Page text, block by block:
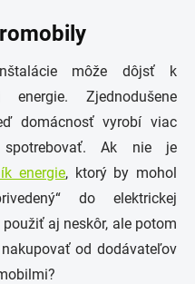
môže dôjsť k
Zjednodušene
domácnosť vyrobí viac
Ak nie je
energie, ktorý by mohol
do elektrickej
aj neskôr, ale potom
od dodávateľov